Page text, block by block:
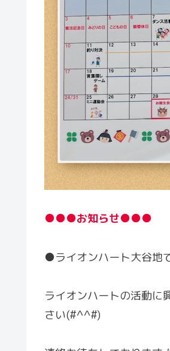
●●●お知らせ●●●
●ライオンハート大谷地
ライオンハートの活動に
さい(#^^#)